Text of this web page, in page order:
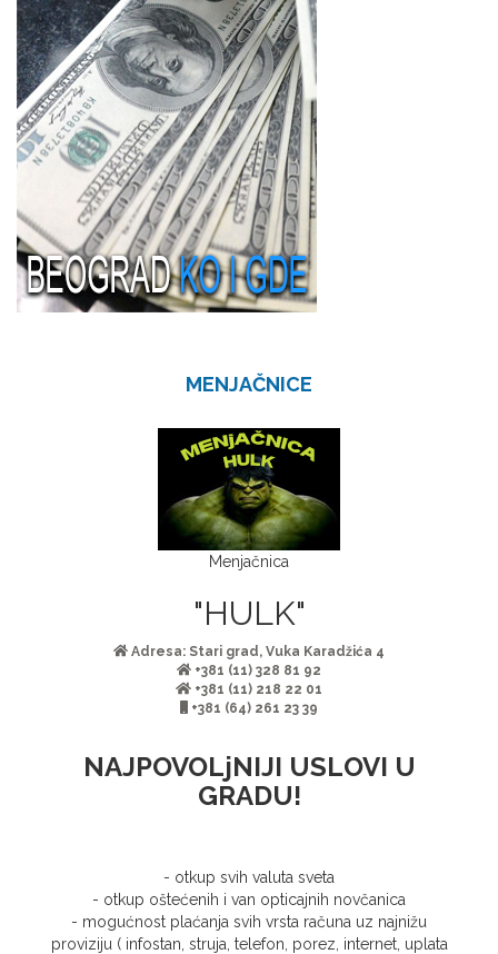
MENJAČNICE
Menjačnica
"HULK"
Adresa: Stari grad, Vuka Karadžića 4
+381 (11) 328 81 92
+381 (11) 218 22 01
+381 (64) 261 23 39
NAJPOVOLjNIJI USLOVI U
GRADU!
- otkup svih valuta sveta
- otkup oštećenih i van opticajnih novčanica
- mogućnost plaćanja svih vrsta računa uz najnižu
proviziju ( infostan, struja, telefon, porez, internet, uplata